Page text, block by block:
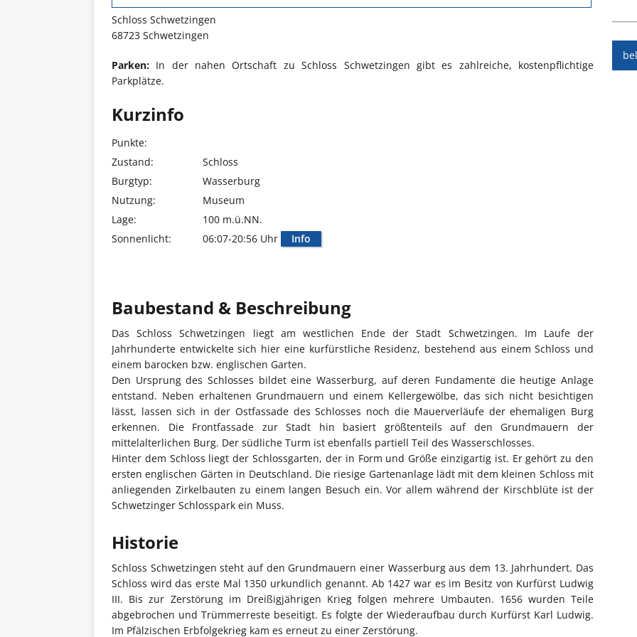
Schloss Schwetzingen
68723 Schwetzingen
Parken: In der nahen Ortschaft zu Schloss Schwetzingen gibt es zahlreiche, kostenpflichtige
Parkplätze.
Kurzinfo
Punkte:
Zustand:
Schloss
Burgtyp:
Wasserburg
Nutzung:
Museum
Lage:
100 m.ü.NN.
Sonnenlicht:
06:07-20:56 Uhr Info
Baubestand & Beschreibung
Das Schloss Schwetzingen liegt am westlichen Ende der Stadt Schwetzingen. Im Laufe der
Jahrhunderte entwickelte sich hier eine kurfürstliche Residenz, bestehend aus einem Schloss und
einem barocken bzw. englischen Garten.
Den Ursprung des Schlosses bildet eine Wasserburg, auf deren Fundamente die heutige Anlage
entstand. Neben erhaltenen Grundmauern und einem Kellergewölbe, das sich nicht besichtigen
lässt, lassen sich in der Ostfassade des Schlosses noch die Mauerverläufe der ehemaligen Burg
erkennen. Die Frontfassade zur Stadt hin basiert größtenteils auf den Grundmauern der
mittelalterlichen Burg. Der südliche Turm ist ebenfalls partiell Teil des Wasserschlosses.
Hinter dem Schloss liegt der Schlossgarten, der in Form und Größe einzigartig ist. Er gehört zu den
ersten englischen Gärten in Deutschland. Die riesige Gartenanlage lädt mit dem kleinen Schloss mit
anliegenden Zirkelbauten zu einem langen Besuch ein. Vor allem während der Kirschblüte ist der
Schwetzinger Schlosspark ein Muss.
Historie
Schloss Schwetzingen steht auf den Grundmauern einer Wasserburg aus dem 13. Jahrhundert. Das
Schloss wird das erste Mal 1350 urkundlich genannt. Ab 1427 war es im Besitz von Kurfürst Ludwig
III. Bis zur Zerstörung im Dreißigjährigen Krieg folgen mehrere Umbauten. 1656 wurden Teile
abgebrochen und Trümmerreste beseitigt. Es folgte der Wiederaufbau durch Kurfürst Karl Ludwig.
Im Pfälzischen Erbfolgekrieg kam es erneut zu einer Zerstörung.